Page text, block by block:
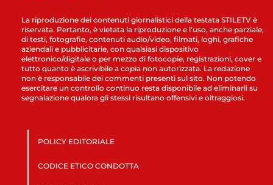
La riproduzione dei contenuti giornalistici della testata STILETV è
riservata. Pertanto, è vietata la riproduzione e l’uso, anche parziale,
di testi, fotografie, contenuti audio/video, filmati, loghi, grafiche
aziendali e pubblicitarie, con qualsiasi dispositivo
elettronico/digitale o per mezzo di fotocopie, registrazioni, cover e
tutto quanto è ascrivibile a copia non autorizzata. La redazione
non è responsabile dei commenti presenti sul sito. Non potendo
esercitare un controllo continuo resta disponibile ad eliminarli su
segnalazione qualora gli stessi risultano offensivi e oltraggiosi.
POLICY EDITORIALE
CODICE ETICO CONDOTTA